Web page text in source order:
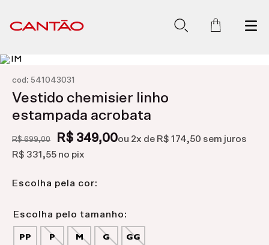
cod : 541043031
Vestido chemisier linho
estampada acrobata
R$ 699,00 R$ 349,00ou 2x de R$ 174,50 sem juros
R$ 331,55 no pix
Escolha pela cor:
PP P M G GG